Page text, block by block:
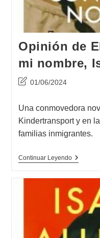
Opinión de
mi nombre,
Última
la
entrada:
01/06/2024
Una conmovedora
Kindertransport y en
familias inmigrantes.
Continuar LeyendoOpinión
Conoce
Mi
Nombre,
Isabel
Allende